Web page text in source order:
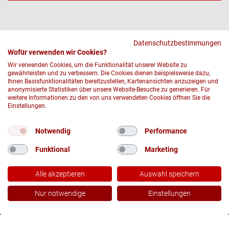
© 2026 DRK-Blutspendedienst Nord-Ost gemeinnützige GmbH
IMPRESSUM UND RECHTLICHE HINWEISE
DRK
Socials
JETZT LIKEN UND TEILEN!
Datenschutzbestimmungen
Wofür verwenden wir Cookies?
Wir verwenden Cookies, um die Funktionalität unserer Website zu
gewährleisten und zu verbessern. Die Cookies dienen beispielsweise dazu,
Ihnen Basisfunktionalitäten bereitzustellen, Kartenansichten anzuzeigen und
anonymisierte Statistiken über unsere Website-Besuche zu generieren. Für
weitere Informationen zu den von uns verwendeten Cookies öffnen Sie die
Einstellungen.
Notwendig Performance
Funktional Marketing
Alle akzeptieren Auswahl speichern
Nur notwendige Einstellungen